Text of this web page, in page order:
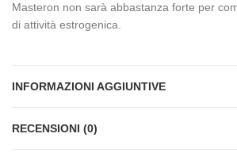
Masteron non sarà abbastanza forte per
di attività estrogenica.
INFORMAZIONI AGGIUNTIVE
RECENSIONI (0)